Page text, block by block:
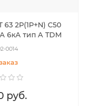
63 2Р(1Р+N) C50
6кА тип А TDM
0014
руб.